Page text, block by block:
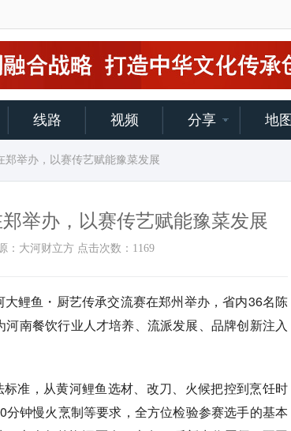
线路 视频 分享 地图
郑举办，以赛传艺赋能豫菜发展
举办，以赛传艺赋能豫菜发展
：大河财立方 点击次数： 1169
鲤鱼・厨艺传承交流赛在郑州举办，省内36名陈
南餐饮行业人才培养、流派发展、品牌创新注入
准，从黄河鲤鱼选材、改刀、火候把控到烹饪时
钟慢火烹制等要求，全方位检验参赛选手的基本